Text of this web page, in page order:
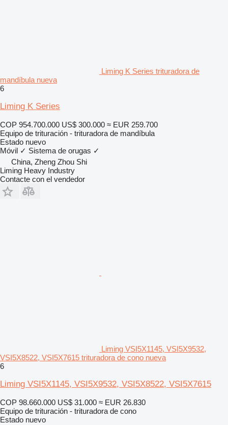
Liming K Series trituradora de
mandíbula nueva
6
Liming K Series
COP 954.700.000 US$ 300.000 ≈ EUR 259.700
Equipo de trituración - trituradora de mandíbula
Estado nuevo
Móvil ✓ Sistema de orugas ✓
China, Zheng Zhou Shi
Liming Heavy Industry
Contacte con el vendedor
Liming VSI5X1145, VSI5X9532,
VSI5X8522, VSI5X7615 trituradora de cono nueva
6
Liming VSI5X1145, VSI5X9532, VSI5X8522, VSI5X7615
COP 98.660.000 US$ 31.000 ≈ EUR 26.830
Equipo de trituración - trituradora de cono
Estado nuevo